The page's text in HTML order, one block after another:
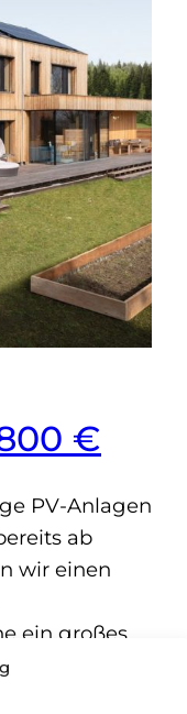
€
PV-Anlagen
ab
wir einen
ein großes
einen
Angebot